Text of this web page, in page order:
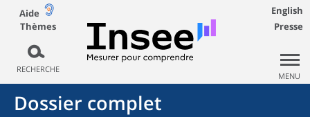
Aide
Thèmes
RECHERCHE
English
Presse
MENU
Dossier complet